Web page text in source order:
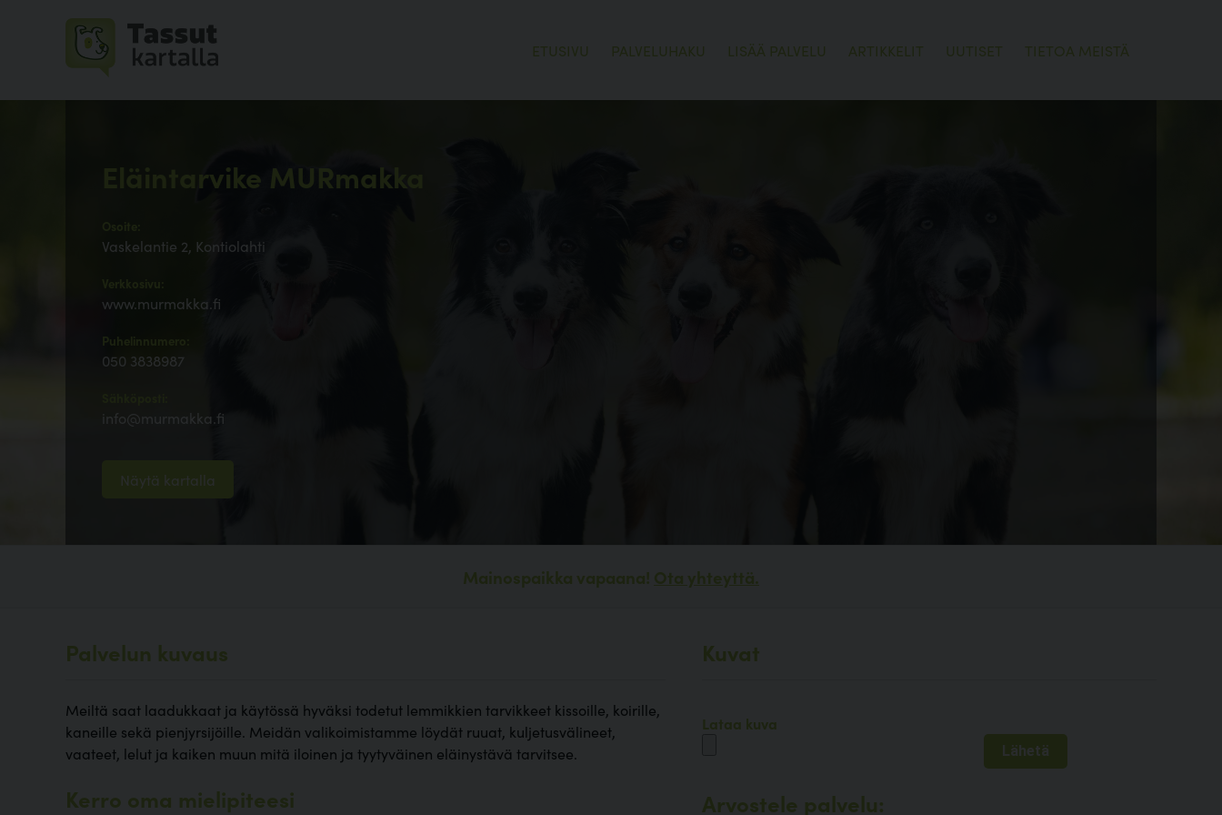
ETUSIVU PALVELUHAKU LISÄÄ PALVELU ARTIKKELIT UUTISET TIETOA MEISTÄ
Eläintarvike MURmakka
Vaskelantie 2, Kontiolahti
www.murmakka.fi
Puhelinnumero:
050 3838987
info@murmakka.fi
Näytä kartalla
Mainospaikka vapaana! Ota yhteyttä.
Palvelun kuvaus
Meiltä saat laadukkaat ja käytössä hyväksi todetut lemmikkien tarvikkeet kissoille, koirille,
kaneille sekä pienjyrsijöille. Meidän valikoimistamme löydät ruuat, kuljetusvälineet,
vaateet, lelut ja kaiken muun mitä iloinen ja tyytyväinen eläinystävä tarvitsee.
Kerro oma mielipiteesi
Kuvat
Lataa kuva
Arvostele palvelu: